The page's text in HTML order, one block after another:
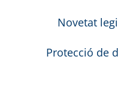
Novetat
Protecció de